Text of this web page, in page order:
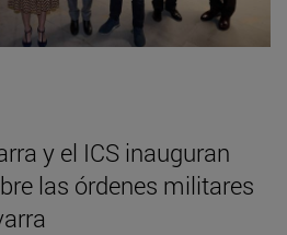
y el ICS inauguran
las órdenes militares